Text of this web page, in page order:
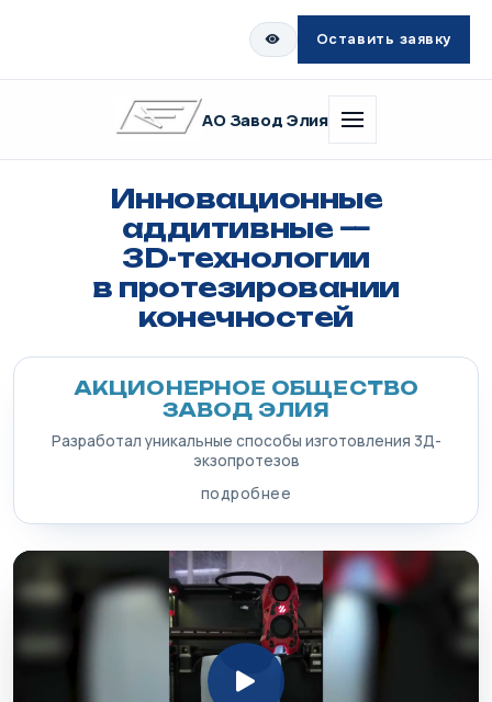
Оставить заявку
АО Завод Элия
Инновационные
аддитивные —
3D-технологии
в протезировании
конечностей
АКЦИОНЕРНОЕ ОБЩЕСТВО
ЗАВОД ЭЛИЯ
Разработал уникальные способы изготовления 3Д-
экзопротезов
подробнее